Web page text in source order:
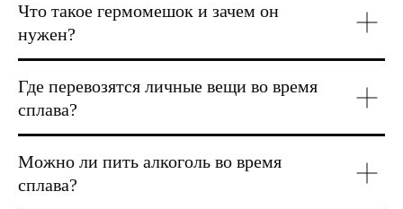
Что такое гермомешок и зачем он
нужен?
Где перевозятся личные вещи во время
сплава?
Можно ли пить алкоголь во время
сплава?